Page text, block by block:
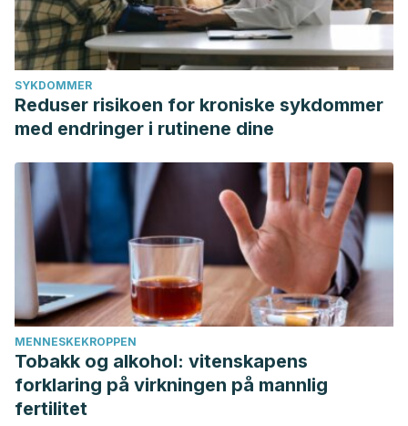
SYKDOMMER
Reduser risikoen for kroniske sykdommer
med endringer i rutinene dine
MENNESKEKROPPEN
Tobakk og alkohol: vitenskapens
forklaring på virkningen på mannlig
fertilitet